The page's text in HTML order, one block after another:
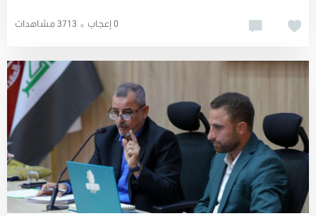
3713 مشاهدات 0 إعجاب